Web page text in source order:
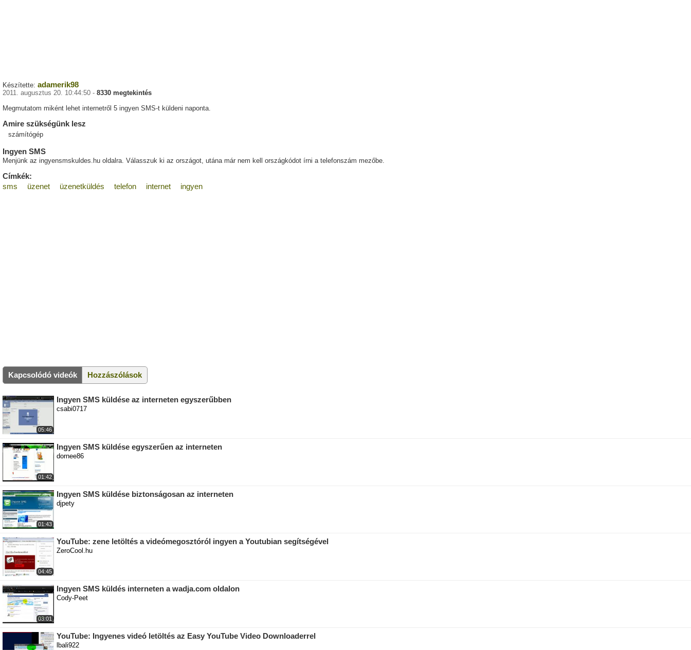
Készítette: adamerik98
2011. augusztus 20. 10:44:50 - 8330 megtekintés
Megmutatom miként lehet internetről 5 ingyen SMS-t küldeni naponta.
Amire szükségünk lesz
számítógép
Ingyen SMS
Menjünk az ingyensmskuldes.hu oldalra. Válasszuk ki az országot, utána már nem kell országkódot írni a telefonszám mezőbe.
Címkék:
sms
üzenet üzenetküldés telefon internet ingyen
Kapcsolódó videók Hozzászólások
05:46
Ingyen SMS küldése az interneten egyszerűbben
csabi0717
01:42
Ingyen SMS küldése egyszerűen az interneten
dornee86
01:43
Ingyen SMS küldése biztonságosan az interneten
djpety
04:45
YouTube: zene letöltés a videómegosztóról ingyen a Youtubian segítségével
ZeroCool.hu
03:01
Ingyen SMS küldés interneten a wadja.com oldalon
Cody-Peet
YouTube: Ingyenes videó letöltés az Easy YouTube Video Downloaderrel
lbali922